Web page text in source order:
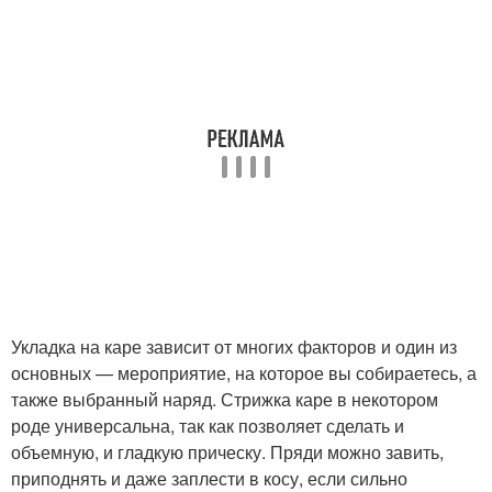
Каре на длинные
волосы
Волосы без челки
Укладка на каре зависит от многих факторов и один из
основных — мероприятие, на которое вы собираетесь, а
также выбранный наряд. Стрижка каре в некотором
роде универсальна, так как позволяет сделать и
объемную, и гладкую прическу. Пряди можно завить,
приподнять и даже заплести в косу, если сильно